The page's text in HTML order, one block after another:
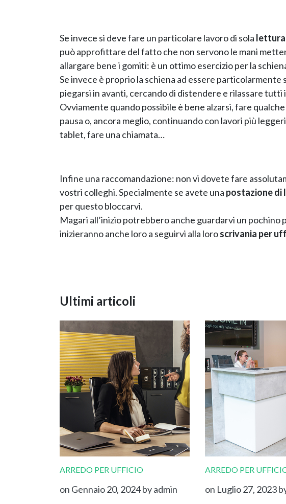
Se invece si deve fare un particolare lavoro di sola lettura
può approfittare del fatto che non servono le mani
allargare bene i gomiti: è un ottimo esercizio per la
Se invece è proprio la schiena ad essere
piegarsi in avanti, cercando di distendere e rilassare tutti
Ovviamente quando possibile è bene alzarsi, fare
pausa o, ancora meglio, continuando con lavori più
tablet, fare una chiamata…
Infine una raccomandazione: non vi dovete fare
vostri colleghi. Specialmente se avete una postazione di
per questo bloccarvi.
Magari all’inizio potrebbero anche guardarvi un
inizieranno anche loro a seguirvi alla loroscrivania per
Ultimi articoli
ARREDO PER UFFICIO
on Gennaio 20, 2024by admin
ARREDO PER
on Luglio 27, 2023